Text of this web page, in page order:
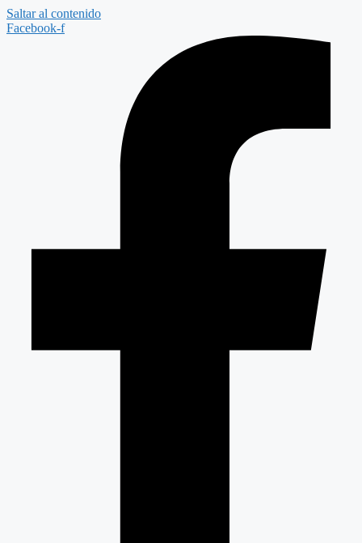
Saltar al contenido
Facebook-f